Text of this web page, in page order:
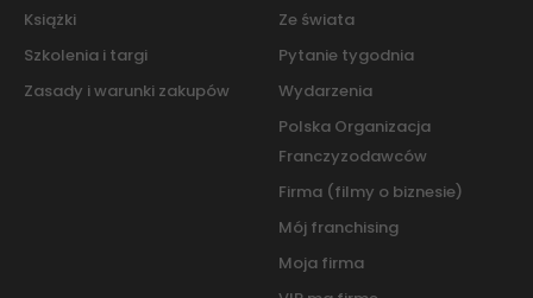
Książki
Szkolenia i targi
Zasady i warunki zakupów
Ze świata
Pytanie tygodnia
Wydarzenia
Polska Organizacja
Franczyzodawców
Firma (filmy o biznesie)
Mój franchising
Moja firma